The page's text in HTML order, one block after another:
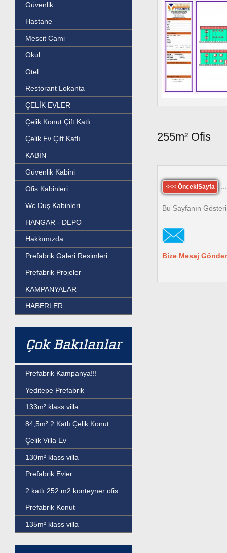
Güvenlik
Hastane
Mescit Cami
Okul
Otel
Restorant Lokanta
ÇELİK EVLER
Çelik Konut Çift Katlı
Çelik Ev Çift Katlı
KABİN
Güvenlik Kabini
Ofis Kabinleri
Wc Duş Kabinleri
HANGAR - DEPO
Hakkımızda
Prefabrik Galeri Resimleri
Prefabrik Projeler
KAMPANYALAR
HABERLER
Çok Bakılanlar
Prefabrik Kampanya!!!
Yeditepe Prefabrik
133m² klass villa
84,5m² 2 Katlı Çelik Konut
Çelik Villa Ev
130m² klass villa
Prefabrik Evler
2 katlı 252 m2 konteyner ofis
Prefabrik Konut
135m² klass villa
255m² Ofis
<<< ÖncekiSayfa
Bu Sayfanın
Bize Mesaj